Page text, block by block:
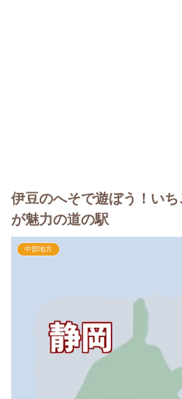
伊豆のへそで遊ぼう！い
が魅力の道の駅
中部地方